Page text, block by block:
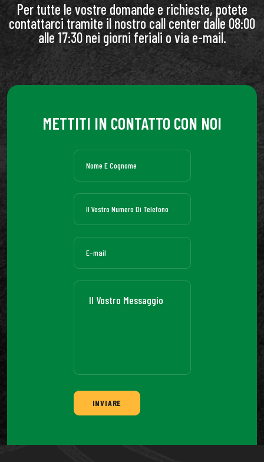
Per tutte le vostre domande e richieste, potete
contattarci tramite il nostro call center dalle 08:00
alle 17:30 nei giorni feriali o via e-mail.
METTITI IN CONTATTO CON NOI
INVIARE